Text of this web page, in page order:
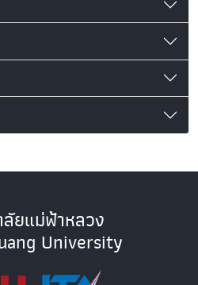
ยแม่ฟ้าหลวง
University